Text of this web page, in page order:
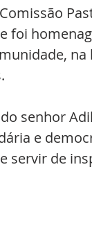
foi
senhor
e
servir de